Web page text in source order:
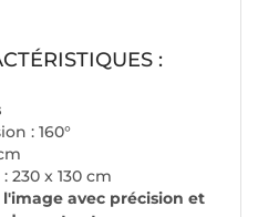
:
: 160°
230 x 130 cm
avec précision et